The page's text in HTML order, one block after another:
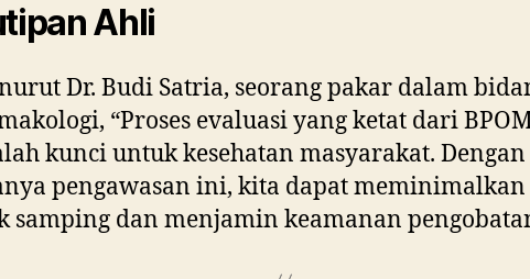
Ahli
Dr. Budi Satria, seorang pakar dalam
“Proses evaluasi yang ketat dari
kunci untuk kesehatan masyarakat. Dengan
pengawasan ini, kita dapat
samping dan menjamin keamanan